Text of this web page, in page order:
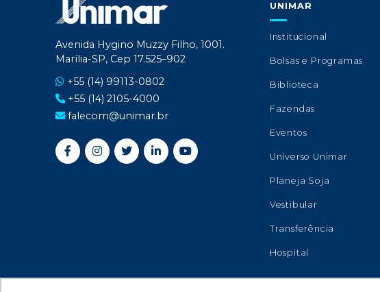
Avenida Hygino Muzzy Filho, 1001.
Marília-SP, Cep 17.525–902
+55 (14) 99113-0802
+55 (14) 2105-4000
falecom@unimar.br
UNIMAR
Institucional
Bolsas e Programas
Biblioteca
Fazendas
Eventos
Universo Unimar
Planeja Soja
Vestibular
Transferência
Hospital